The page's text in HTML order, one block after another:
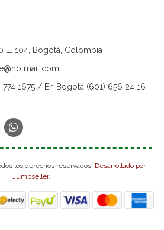
L. 104, Bogotá, Colombia
774 1675 / En Bogotá (601) 656 24 16
los derechos reservados. Desarrollado por
Jumpseller.